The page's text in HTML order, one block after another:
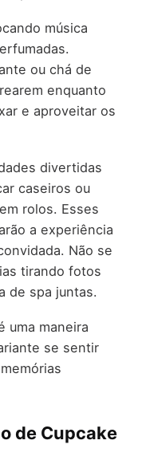
música
ou chá de
enquanto
e aproveitar os
divertidas
caseiros ou
rolos. Esses
a experiência
Não se
tirando fotos
de spa juntas.
uma maneira
se sentir
de Cupcake